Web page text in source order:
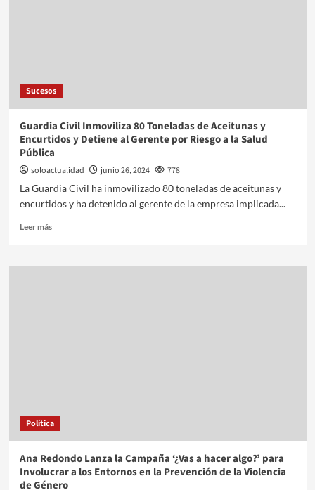
Sucesos
Guardia Civil Inmoviliza 80 Toneladas de Aceitunas y
Encurtidos y Detiene al Gerente por Riesgo a la Salud
Pública
soloactualidad junio 26, 2024
778
La Guardia Civil ha inmovilizado 80 toneladas de aceitunas y
encurtidos y ha detenido al gerente de la empresa implicada...
Leer más
Política
Ana Redondo Lanza la Campaña ‘¿Vas a hacer algo?’ para
Involucrar a los Entornos en la Prevención de la Violencia
de Género